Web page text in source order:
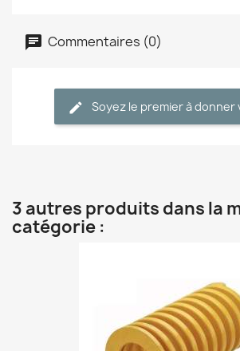
Commentaires (0)
Soyez le premier à donner
3 autres produits dans la
catégorie :